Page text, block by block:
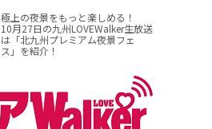
極上の夜景をもっと楽しめる！
10月27日の九州LOVEWalker生放送
は「北九州プレミアム夜景フェ
ス」を紹介！